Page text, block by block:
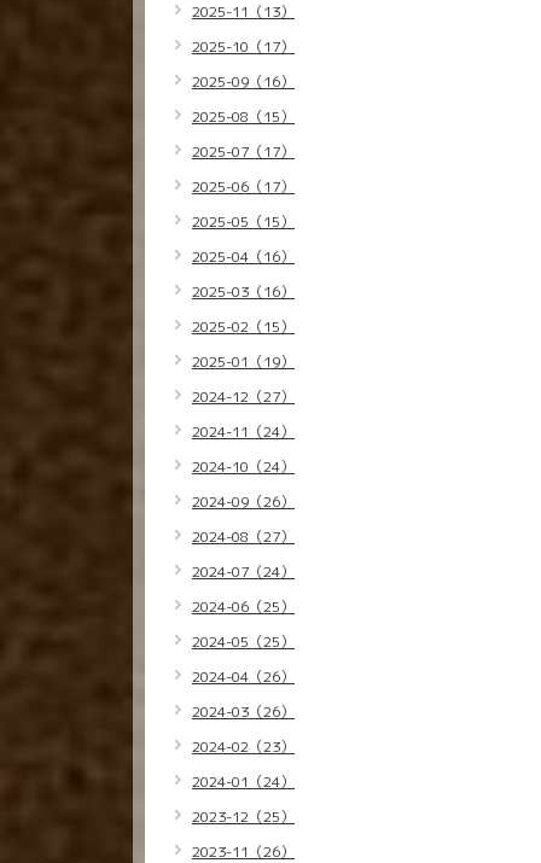
2025-11（13）
2025-10（17）
2025-09（16）
2025-08（15）
2025-07（17）
2025-06（17）
2025-05（15）
2025-04（16）
2025-03（16）
2025-02（15）
2025-01（19）
2024-12（27）
2024-11（24）
2024-10（24）
2024-09（26）
2024-08（27）
2024-07（24）
2024-06（25）
2024-05（25）
2024-04（26）
2024-03（26）
2024-02（23）
2024-01（24）
2023-12（25）
2023-11（26）